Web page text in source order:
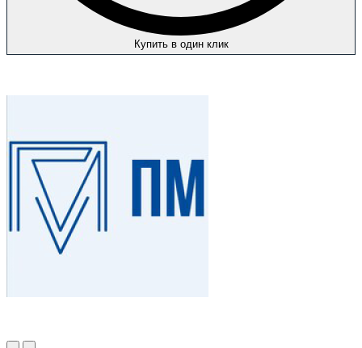
Купить в один клик